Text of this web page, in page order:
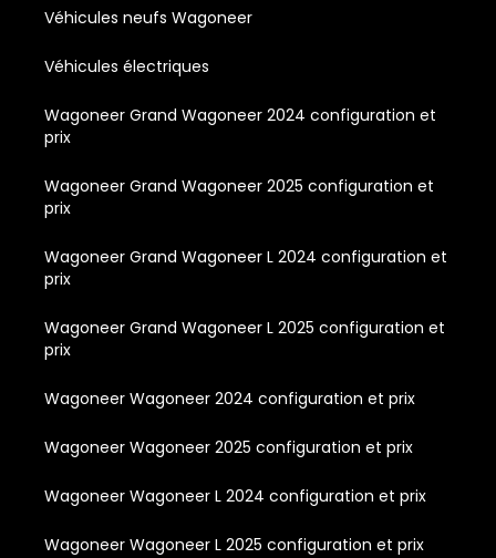
Véhicules neufs Wagoneer
Véhicules électriques
Wagoneer Grand Wagoneer 2024 configuration et
prix
Wagoneer Grand Wagoneer 2025 configuration et
prix
Wagoneer Grand Wagoneer L 2024 configuration et
prix
Wagoneer Grand Wagoneer L 2025 configuration et
prix
Wagoneer Wagoneer 2024 configuration et prix
Wagoneer Wagoneer 2025 configuration et prix
Wagoneer Wagoneer L 2024 configuration et prix
Wagoneer Wagoneer L 2025 configuration et prix